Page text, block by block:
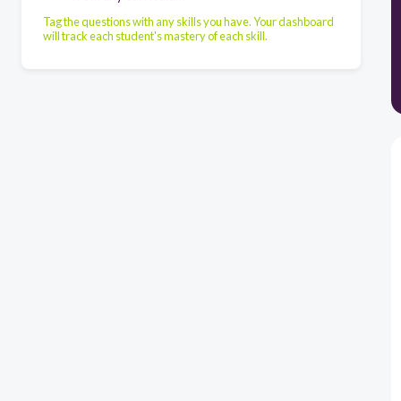
Tag the questions with any skills you have. Your dashboard
will track each student's mastery of each skill.